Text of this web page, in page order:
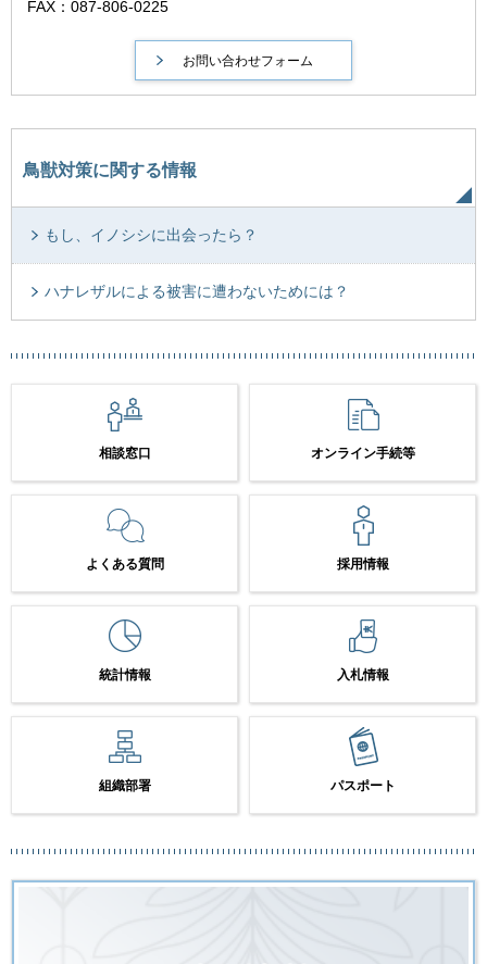
FAX：087-806-0225
鳥獣対策に関する情報
もし、イノシシに出会ったら？
ハナレザルによる被害に遭わないためには？
相談窓口 オンライン手続等
よくある質問 採用情報
統計情報 入札情報
組織部署 パスポート